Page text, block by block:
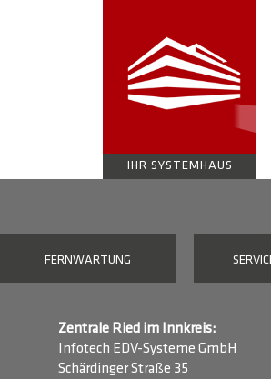
IHR SYSTEMHAUS
FERNWARTUNG
Zentrale Ried im Innkreis:
Infotech EDV-Systeme GmbH
Schärdinger Straße 35